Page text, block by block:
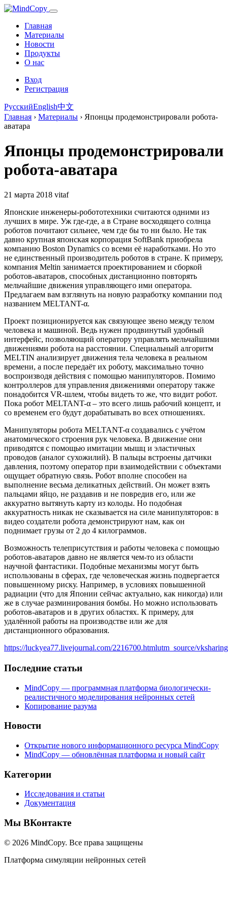
Главная
Материалы
Новости
Продукты
О нас
Вход
Регистрация
РусскийEnglish中文
Главная › Материалы › Японцы продемонстрировали робота-
аватара
Японцы продемонстрировали
робота-аватара
21 марта 2018 vitaf
Японские инженеры-робототехники считаются одними из
лучших в мире. Уж где-где, а в Стране восходящего солнца
роботов почитают сильнее, чем где бы то ни было. Не так
давно крупная японская корпорация SoftBank приобрела
компанию Boston Dynamics со всеми её наработками. Но это
не единственный производитель роботов в стране. К примеру,
компания Meltin занимается проектированием и сборкой
роботов-аватаров, способных дистанционно повторять
мельчайшие движения управляющего ими оператора.
Предлагаем вам взглянуть на новую разработку компании под
названием MELTANT-α.
Проект позиционируется как связующее звено между телом
человека и машиной. Ведь нужен продвинутый удобный
интерфейс, позволяющий оператору управлять мельчайшими
движениями робота на расстоянии. Специальный алгоритм
MELTIN анализирует движения тела человека в реальном
времени, а после передаёт их роботу, максимально точно
воспроизводя действия с помощью манипуляторов. Помимо
контроллеров для управления движениями оператору также
понадобится VR-шлем, чтобы видеть то же, что видит робот.
Пока робот MELTANT-α – это всего лишь рабочий концепт, и
со временем его будут дорабатывать во всех отношениях.
Манипуляторы робота MELTANT-α создавались с учётом
анатомического строения рук человека. В движение они
приводятся с помощью имитации мышц и эластичных
проводов (аналог сухожилий). В пальцы встроены датчики
давления, поэтому оператор при взаимодействии с объектами
ощущает обратную связь. Робот вполне способен на
выполнение весьма деликатных действий. Он может взять
пальцами яйцо, не раздавив и не повредив его, или же
аккуратно вытянуть карту из колоды. Но подобная
аккуратность никак не сказывается на силе манипуляторов: в
видео создатели робота демонстрируют нам, как он
поднимает грузы от 2 до 4 килограммов.
Возможность телеприсутствия и работы человека с помощью
роботов-аватаров давно не является чем-то из области
научной фантастики. Подобные механизмы могут быть
использованы в сферах, где человеческая жизнь подвергается
повышенному риску. Например, в условиях повышенной
радиации (что для Японии сейчас актуально, как никогда) или
же в случае разминирования бомбы. Но можно использовать
роботов-аватаров и в других областях. К примеру, для
удалённой работы на производстве или же для
дистанционного образования.
https://luckyea77.livejournal.com/2216700.htmlutm_source/
Последние статьи
MindCopy — программная платформа биологически-
реалистичного моделирования нейронных сетей
Копирование разума
Новости
Открытие нового информационного ресурса MindCopy
MindCopy — обновлённая платформа и новый сайт
Категории
Исследования и статьи
Документация
Мы ВКонтакте
© 2026 MindCopy. Все права защищены
Платформа симуляции нейронных сетей